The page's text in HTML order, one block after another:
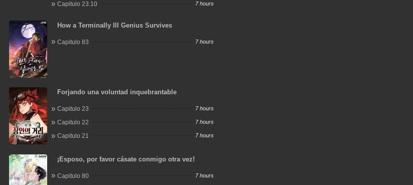
Capitulo 23.10 7 hours
How a Terminally Ill Genius Survives
Capitulo 83 7 hours
Forjando una voluntad inquebrantable
Capitulo 23 7 hours
Capitulo 22 7 hours
Capitulo 21 7 hours
¡Esposo, por favor cásate conmigo otra vez!
Capitulo 80 7 hours